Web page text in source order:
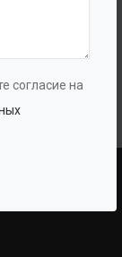
согласие на